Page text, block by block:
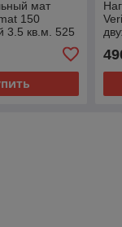
мат
150
3.5 кв.м. 525